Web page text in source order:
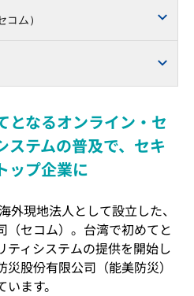
コム）
となるオンライン・セ
ステムの普及で、セキ
ップ企業に
外現地法人として設立した、
（セコム）。台湾で初めてと
ティシステムの提供を開始し
股份有限公司（能美防災）
ます。